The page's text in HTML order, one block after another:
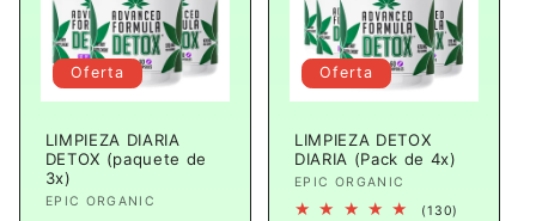
Oferta
LIMPIEZA DIARIA
DETOX (paquete de
3x)
Proveedor:
EPIC ORGANIC
Oferta
LIMPIEZA DETOX
DIARIA (Pack de 4x)
Proveedor:
EPIC ORGANIC
(130)